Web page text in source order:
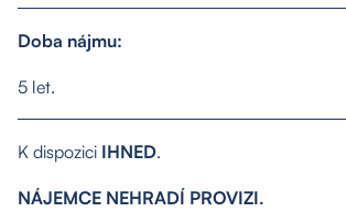
Doba nájmu:
5 let.
K dispozici IHNED.
NÁJEMCE NEHRADÍ PROVIZI.